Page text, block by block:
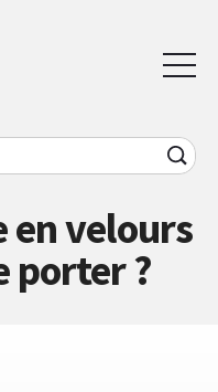
en velours
porter ?